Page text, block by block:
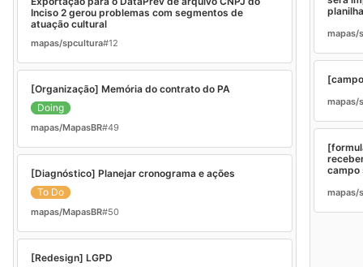
Inciso 2 gerou problemas com segmentos de
atuação cultural
mapas/spcultura#12
[Organização] Memória do contrato do PA
Doing
mapas/MapasBR#49
[Diagnóstico] Planejar cronograma e ações
To Do
mapas/MapasBR#50
[Redesign] LGPD
planilha
mapas/
mapas/
campo
mapas/